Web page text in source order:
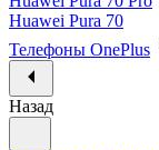
Huawei Pura 70
Телефоны OnePlus
Назад